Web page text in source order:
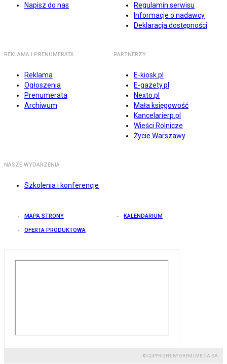
Napisz do nas
Regulamin serwisu
Informacje o nadawcy
Deklaracja dostępności
REKLAMA I PRENUMERATA
Reklama
Ogłoszenia
Prenumerata
Archiwum
PARTNERZY
E-kiosk.pl
E-gazety.pl
Nexto.pl
Mała księgowość
Kancelarierp.pl
Wieści Rolnicze
Życie Warszawy
NASZE WYDARZENIA
Szkolenia i konferencje
MAPA STRONY KALENDARIUM
OFERTA PRODUKTOWA
© COPYRIGHT BY GREMI MEDIA SA